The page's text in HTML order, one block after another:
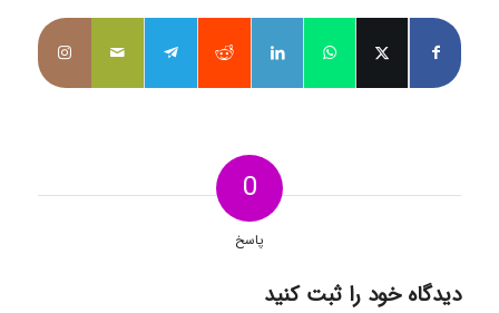
0
پاسخ
دیدگاه خود را ثبت کنید